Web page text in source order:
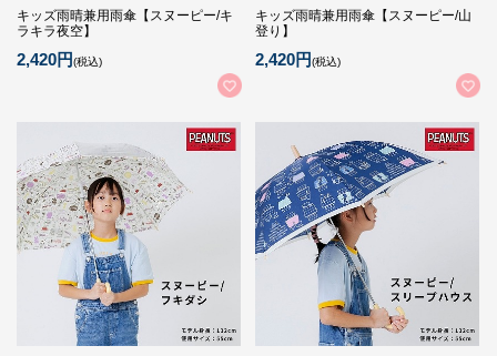
キッズ雨晴兼用雨傘【スヌーピー/キ
ラキラ夜空】
2,420円(税込)
キッズ雨晴兼用雨傘【スヌーピー/山
登り】
2,420円(税込)